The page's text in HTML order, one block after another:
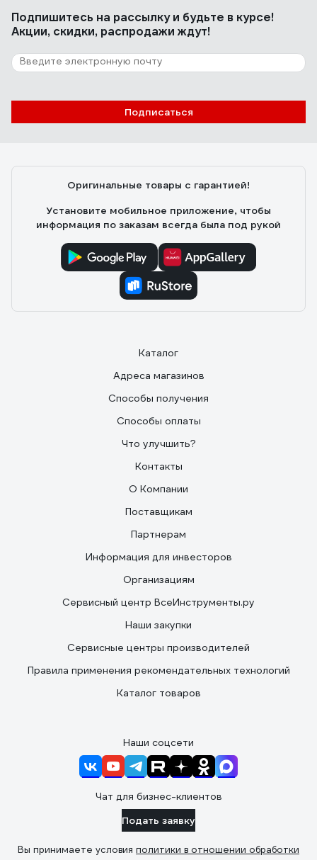
Подпишитесь на рассылкуи будьте в курсе!
Акции, скидки, распродажи ждут!
Подписаться
Оригинальные товары с гарантией!
Установите мобильное приложение, чтобы
информация по заказам всегда была под рукой
Каталог
Адреса магазинов
Способы получения
Способы оплаты
Что улучшить?
Контакты
О Компании
Поставщикам
Партнерам
Информация для инвесторов
Организациям
Сервисный центр ВсеИнструменты.ру
Наши закупки
Сервисные центры производителей
Правила применения рекомендательных технологий
Каталог товаров
Наши соцсети
Чат для бизнес-клиентов
Подать заявку
Вы принимаете условия политики в отношении обработки